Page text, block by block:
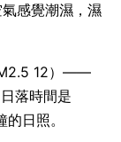
感覺潮濕，濕
12）——
落時間是
日照。